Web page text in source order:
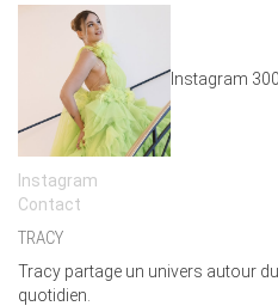
Instagram
Instagram
Contact
TRACY
Tracy partage un univers autour
quotidien.